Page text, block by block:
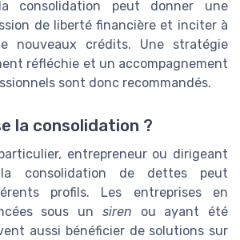
consolidation peut donner une
de liberté financière et inciter à
nouveaux crédits. Une stratégie
réfléchie et un accompagnement
sont donc recommandés.
la consolidation ?
entrepreneur ou dirigeant
la consolidation de dettes peut
profils. Les entreprises en
sous un siren ou ayant été
aussi bénéficier de solutions sur